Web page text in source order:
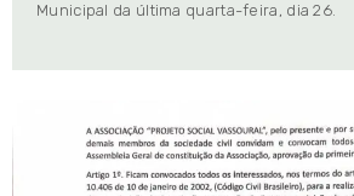
Municipal da última quarta-feira, dia 26.